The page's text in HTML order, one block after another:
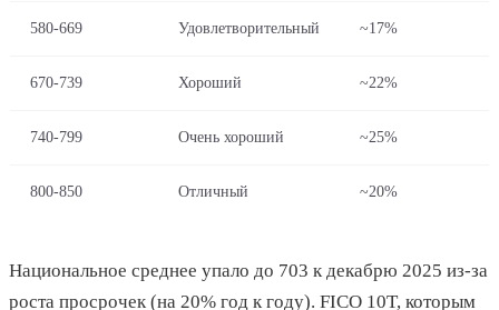
580-669 Удовлетворительный ~17%
670-739 Хороший ~22%
740-799 Очень хороший ~25%
800-850 Отличный ~20%
Национальное среднее упало до 703 к декабрю 2025 из-за
роста просрочек (на 20% год к году). FICO 10T, которым